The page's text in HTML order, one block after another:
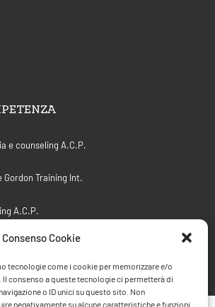
Cookie
tecnologie come i cookie per memorizzare e/o
consenso a queste tecnologie ci permetterà di
o ID unici su questo sito. Non
negativamente su alcune caratteristiche e funzioni.
e counseling A.C.P.
Gordon Training Int.
A.C.P.
A.C.P.